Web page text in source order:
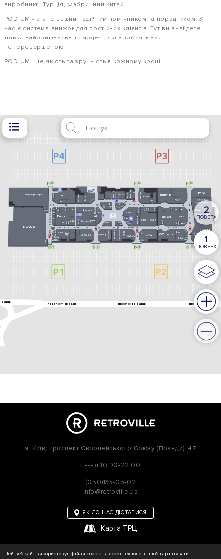
виробники: Турція, Фабричний Китай.
PODIUM - стане вашим надійним помічником та порадником. У
нас є система знижок для постійних клієнтів. Тут ви знайдете
тільки найоригінальніші моделі, які зроблять вас
неперевершеною.
PODIUM - це якість та зручність в кожному кроці.
м. Київ, проспект Європейського Союзу (Правди), 47
пн-нд 10:00-22:00
(050)135-05-02
Info@retroville.ua
ЯК ДО НАС ДІСТАТИСЯ
Карта ТРЦ
Цей веб-сайт використовує файли cookie та схожі технології, щоб гарантувати